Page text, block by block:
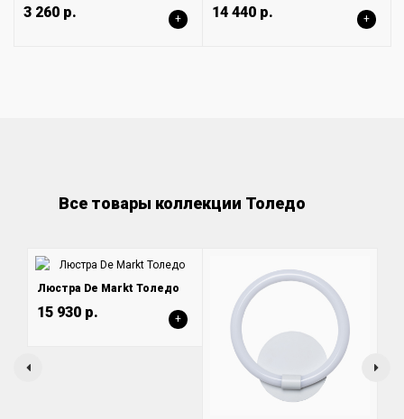
3 260 р. + 14 440 р. +
Все товары коллекции Толедо
Люстра De Markt Толедо
15 930 р. +